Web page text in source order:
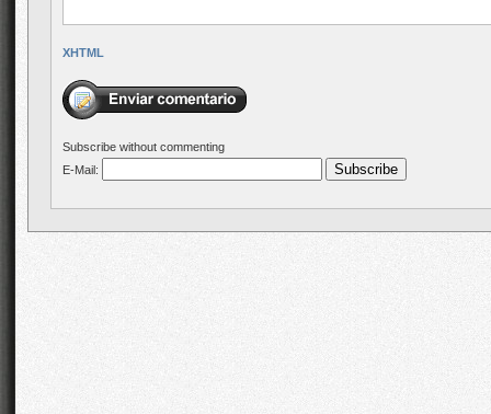
XHTML
Subscribe without commenting
E-Mail: